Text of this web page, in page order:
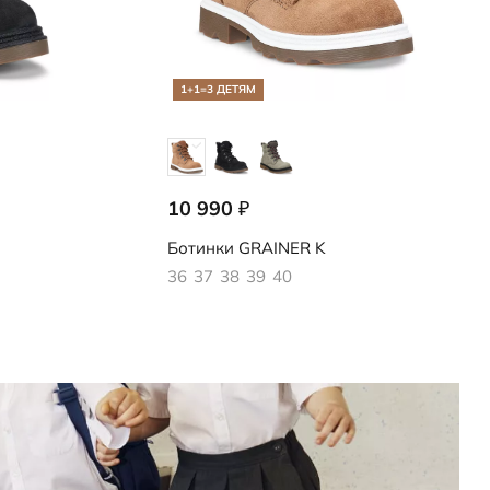
1+1=3 ДЕТЯМ
10 990 ₽
728293/51055
Ботинки GRAINER K
36 37 38 39 40